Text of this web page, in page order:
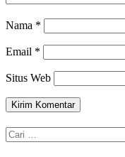
Nama *
Email *
Situs Web
Cari
untuk: